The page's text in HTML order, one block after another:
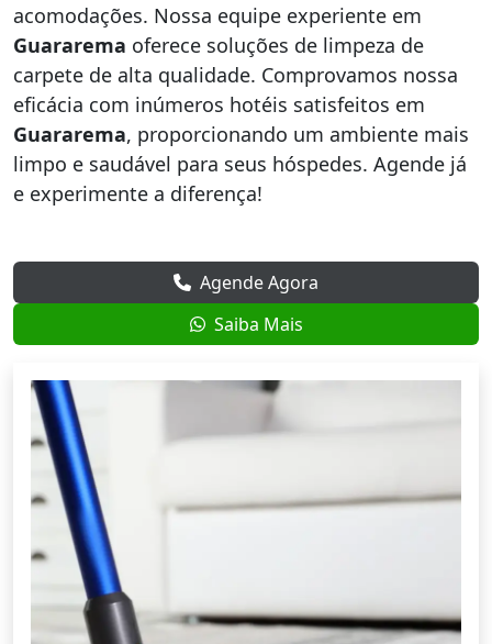
acomodações. Nossa equipe experiente em
Guararema oferece soluções de limpeza de
carpete de alta qualidade. Comprovamos nossa
eficácia com inúmeros hotéis satisfeitos em
Guararema, proporcionando um ambiente mais
limpo e saudável para seus hóspedes. Agende já
e experimente a diferença!
Agende Agora
Saiba Mais